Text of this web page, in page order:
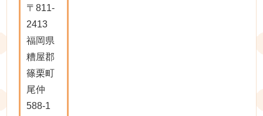
〒811-
2413
福岡県
糟屋郡
篠栗町
尾仲
588-1